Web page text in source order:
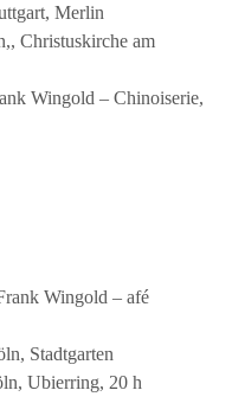
Merlin
Christuskirche am
Wingold – Chinoiserie,
Wingold – afé
Stadtgarten
Ubierring, 20 h